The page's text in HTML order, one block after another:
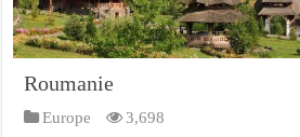
Roumanie
Europe 3,698